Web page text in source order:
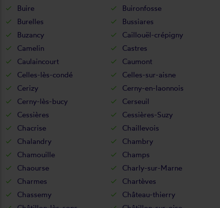
Buire
Buironfosse
Burelles
Bussiares
Buzancy
Caillouël-crépigny
Camelin
Castres
Caulaincourt
Caumont
Celles-lès-condé
Celles-sur-aisne
Cerizy
Cerny-en-laonnois
Cerny-lès-bucy
Cerseuil
Cessières
Cessières-Suzy
Chacrise
Chaillevois
Chalandry
Chambry
Chamouille
Champs
Chaourse
Charly-sur-Marne
Charmes
Chartèves
Chassemy
Château-thierry